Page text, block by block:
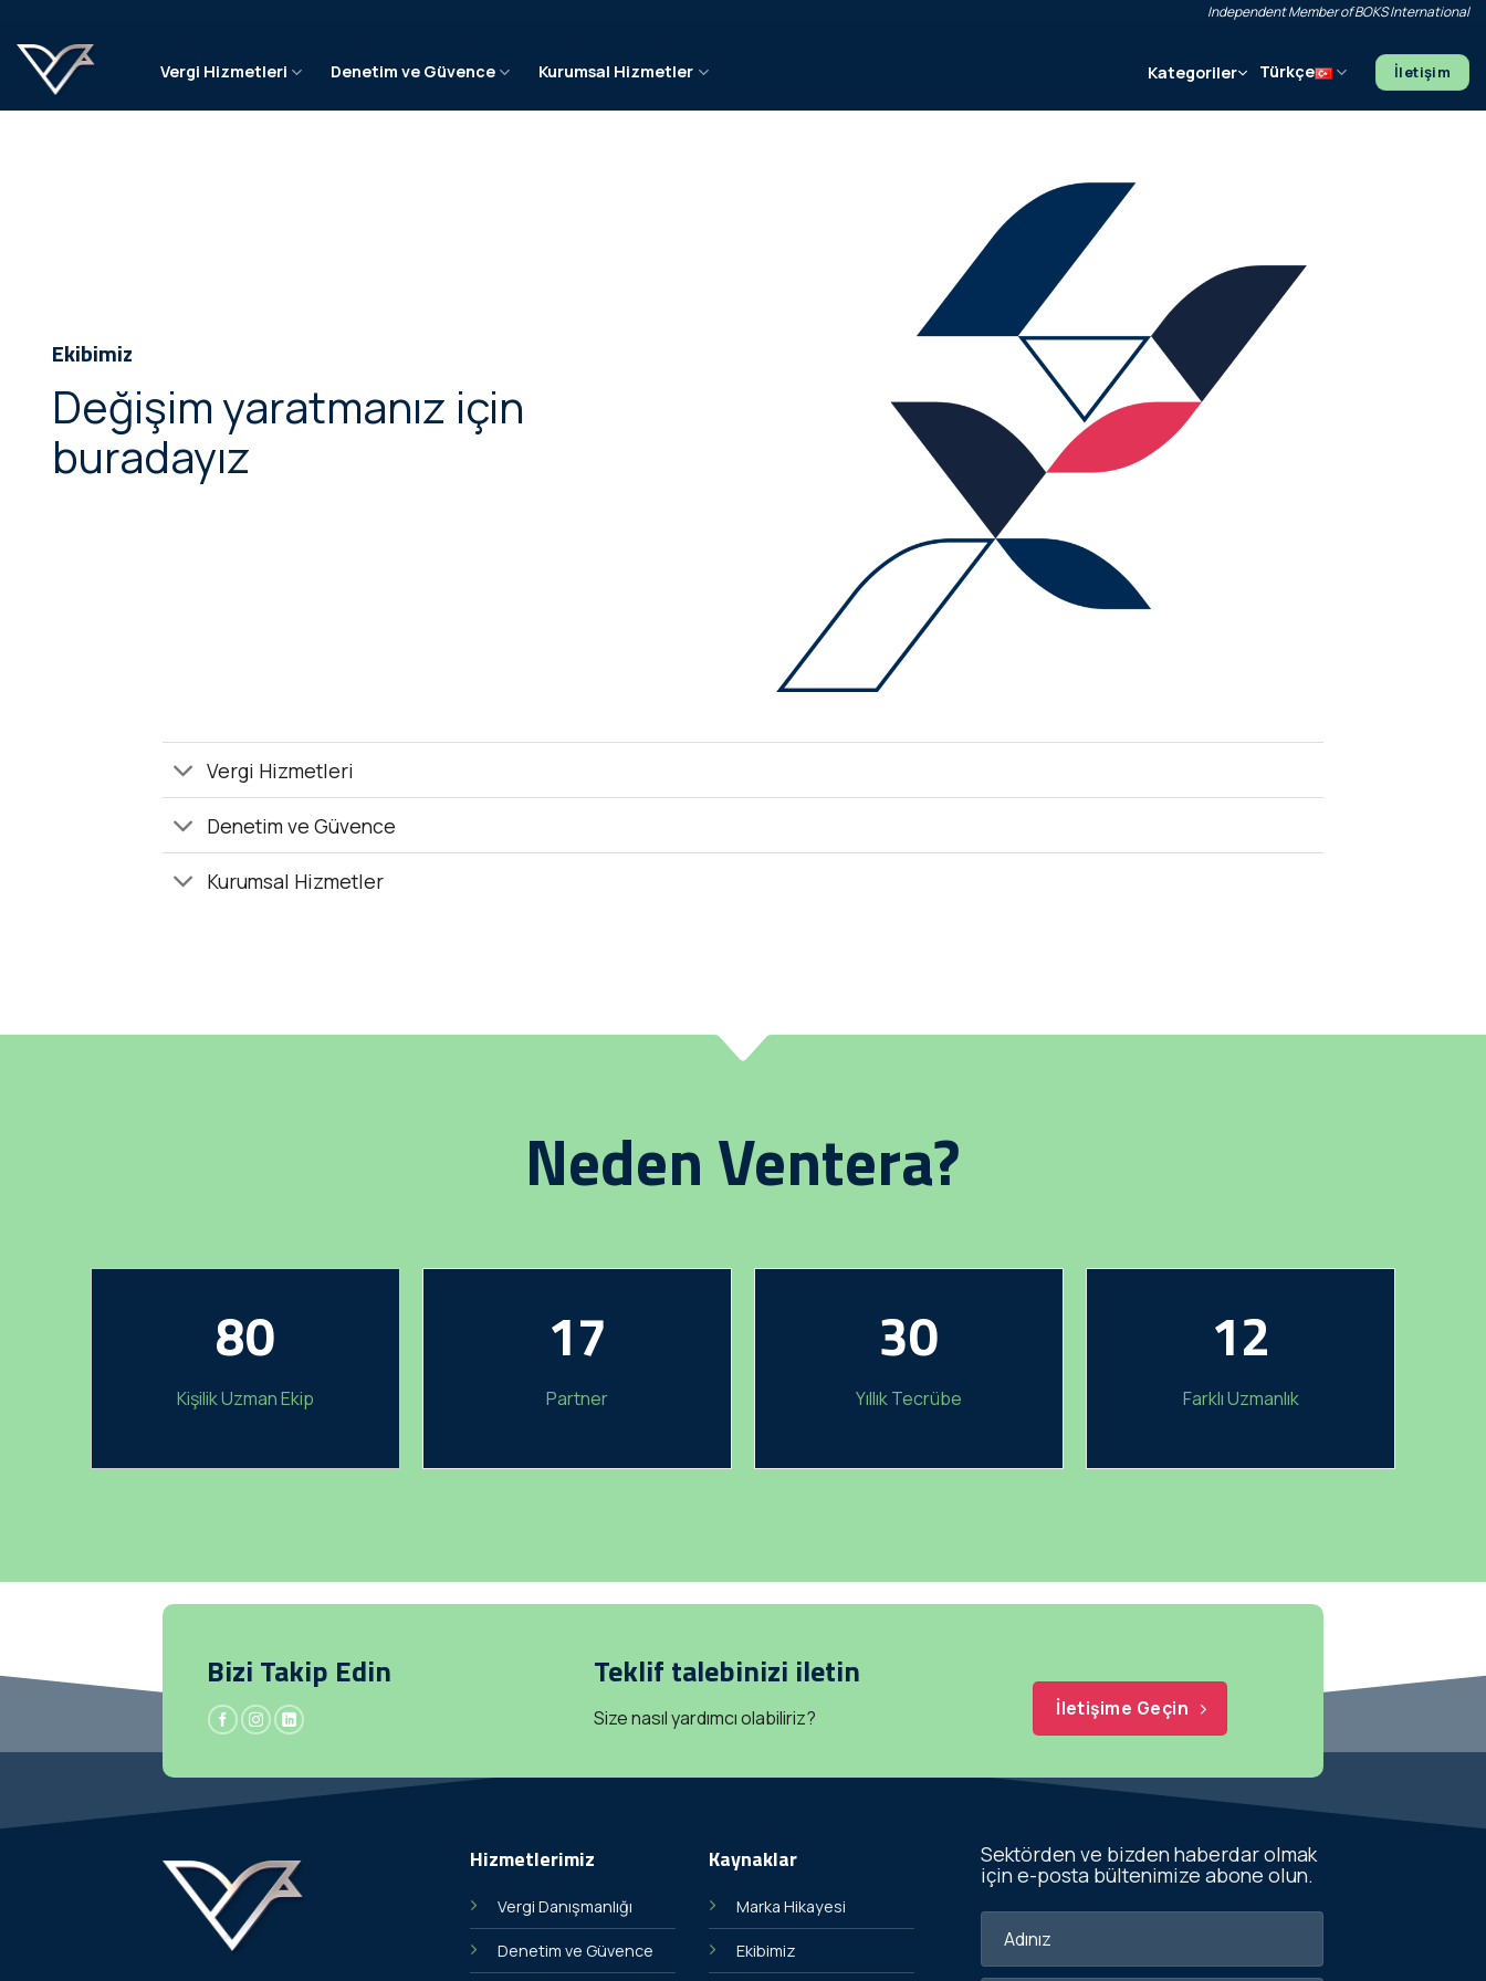
atla
Independent Member of BOKS International
Vergi Hizmetleri Denetim ve Güvence Kurumsal Hizmetler Kategoriler Türkçe İletişim
Ekibimiz
Değişim yaratmanız için
buradayız
Vergi Hizmetleri
Denetim ve Güvence
Kurumsal Hizmetler
Neden Ventera?
80
Kişilik Uzman Ekip
17
Partner
30
Yıllık Tecrübe
12
Farklı Uzmanlık
Bizi Takip Edin Teklif talebinizi iletin
Size nasıl yardımcı olabiliriz? İletişime Geçin
Hizmetlerimiz
Vergi Danışmanlığı
Denetim ve Güvence
Kaynaklar
Marka Hikayesi
Ekibimiz
Sektörden ve bizden haberdar olmak
için e-posta bültenimize abone olun.